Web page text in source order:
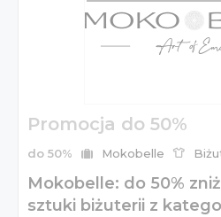
Promocja do 50%
do 50% Mokobelle
Mokobelle: do 50%
sztuki biżuterii z